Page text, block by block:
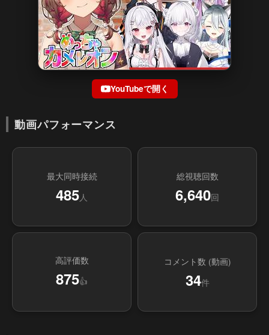
YouTubeで開く
動画パフォーマンス
最大同時接続
485人
総視聴回数
6,640回
高評価数
875👍
コメント数 (動画)
34件